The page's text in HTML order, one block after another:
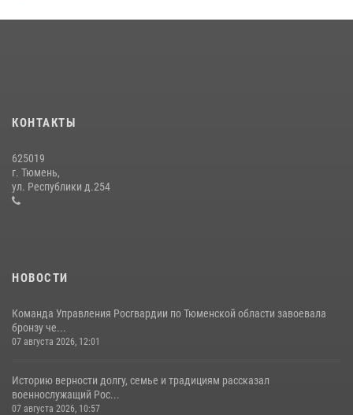
Сотрудники тюменского СОБР "Сова" отработали навыки
десантирования на Урале
16 июля 2026, 10:42
КОНТАКТЫ
625019
г. Тюмень,
ул. Республики д.254
НОВОСТИ
Команда Управления Росгвардии по Тюменской области завоевала
бронзу че...
07 августа 2026, 12:01
Историю верности долгу, семье и традициям рассказал
военнослужащий Рос...
07 августа 2026, 10:57